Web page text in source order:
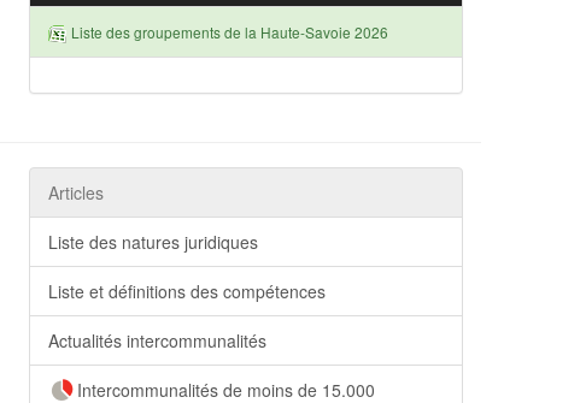
Liste des groupements de la Haute-Savoie 2026
Articles
Liste des natures juridiques
Liste et définitions des compétences
Actualités intercommunalités
Intercommunalités de moins de 15.000